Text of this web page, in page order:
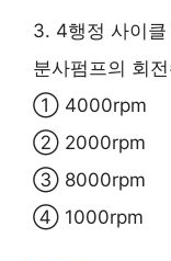
3. 4행정 사이
분사펌프의 회
① 4000rpm
② 2000rpm
③ 8000rpm
④ 1000rpm